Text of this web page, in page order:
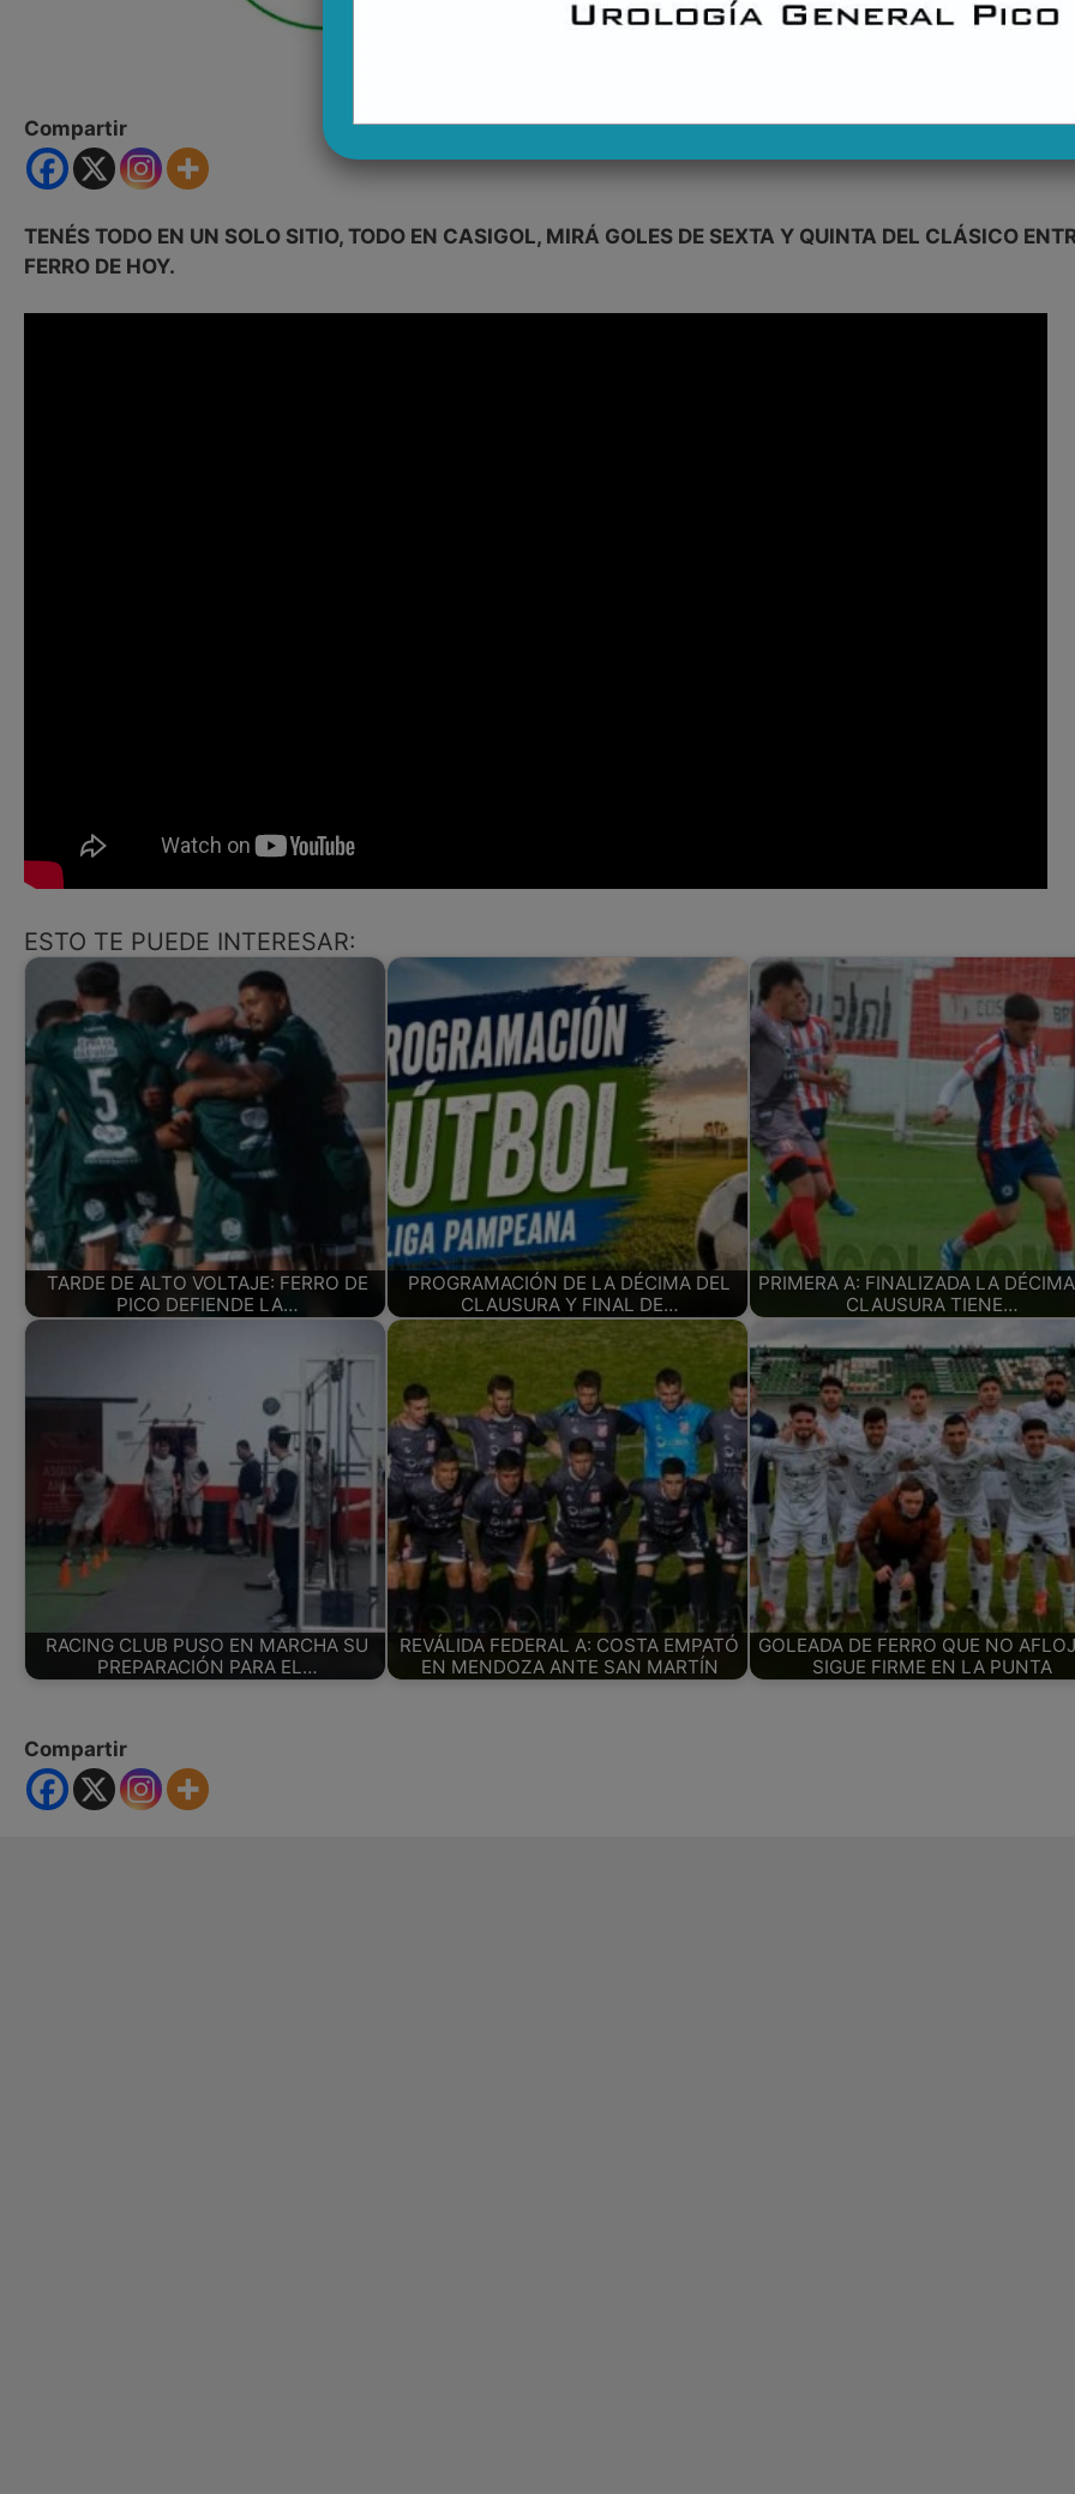
Compartir
TENÉS TODO EN UN SOLO SITIO, TODO EN CASIGOL, MIRÁ GOLES DE SEXTA Y QUINTA DEL CLÁSICO
FERRO DE HOY.
ESTO TE PUEDE INTERESAR:
TARDE DE ALTO VOLTAJE: FERRO DE
PICO DEFIENDE LA…
PROGRAMACIÓN DE LA DÉCIMA DEL
CLAUSURA Y FINAL DE…
PRIMERA A: FINALIZADA LA
CLAUSURA TIENE…
RACING CLUB PUSO EN MARCHA SU
PREPARACIÓN PARA EL…
REVÁLIDA FEDERAL A: COSTA EMPATÓ
EN MENDOZA ANTE SAN MARTÍN
GOLEADA DE FERRO QUE NO
SIGUE FIRME EN LA PUNTA
Compartir